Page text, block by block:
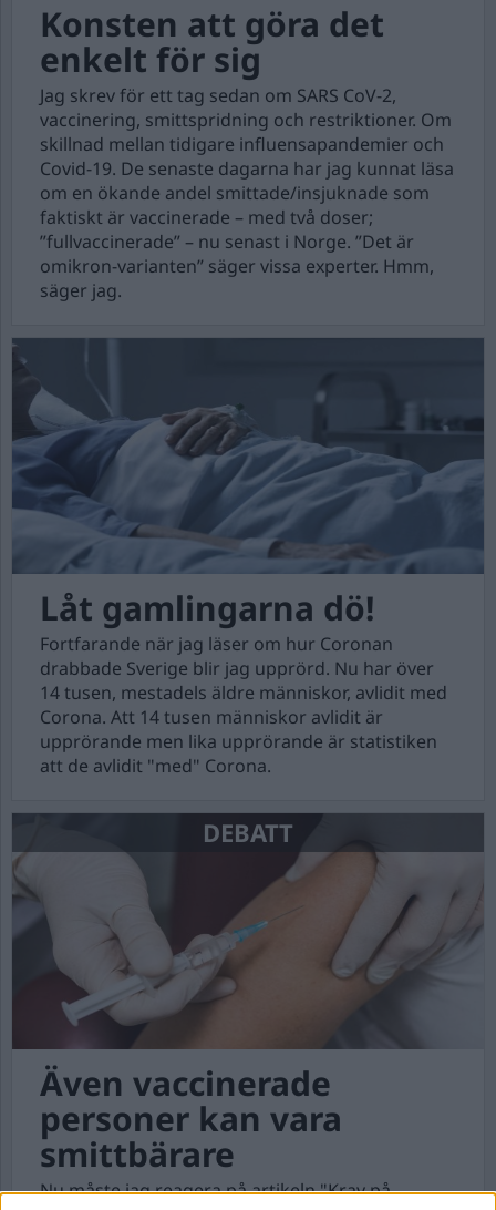
Konsten att göra det
enkelt för sig
Jag skrev för ett tag sedan om SARS CoV-2,
vaccinering, smittspridning och restriktioner. Om
skillnad mellan tidigare influensapandemier och
Covid-19. De senaste dagarna har jag kunnat läsa
om en ökande andel smittade/insjuknade som
faktiskt är vaccinerade – med två doser;
”fullvaccinerade” – nu senast i Norge. ”Det är
omikron-varianten” säger vissa experter. Hmm,
säger jag.
Låt gamlingarna dö!
Fortfarande när jag läser om hur Coronan
drabbade Sverige blir jag upprörd. Nu har över
14 tusen, mestadels äldre människor, avlidit med
Corona. Att 14 tusen människor avlidit är
upprörande men lika upprörande är statistiken
att de avlidit "med" Corona.
DEBATT
Även vaccinerade
personer kan vara
smittbärare
Nu måste jag reagera på artikeln "Krav på